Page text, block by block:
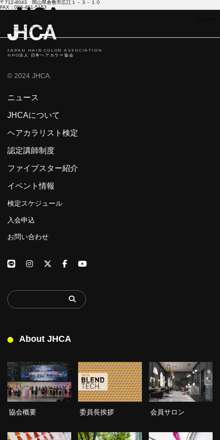
JAPAN HAIR COLOR ASSOCIATION
NPO法人 日本ヘアカラ―協会
〒712-8043 岡山県倉敷市広江１－３－１０
FAX：086-451-5153
JAPAN HAIR COLOR ASSOCIATION
NPO法人 日本ヘアカラー協会
© 2024 JHCA.
ニュース
JHCAについて
ヘアカラリスト検定
認定講師制度
ファイブスター紹介
イベント情報
検定スケジュール
入会申込
お問い合わせ
About JHCA
協会概要 委員長挨拶 会員サロン